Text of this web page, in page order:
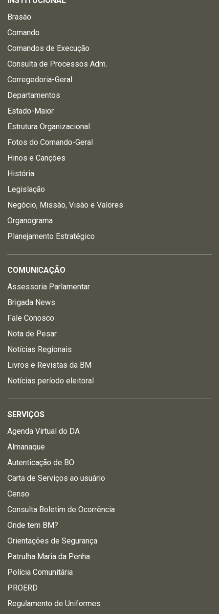
Brasão
Comando
Comandos de Execução
Consulta de Processos Adm.
Corregedoria-Geral
Departamentos
Estado-Maior
Estrutura Organizacional
Fotos do Comando-Geral
Hinos e Canções
História
Legislação
Negócio, Missão, Visão e Valores
Organograma
Planejamento Estratégico
COMUNICAÇÃO
Assessoria Parlamentar
Brigada News
Fale Conosco
Nota de Pesar
Notícias Regionais
Livros e Revistas da BM
Notícias período eleitoral
SERVIÇOS
Agenda Virtual do DA
Almanaque
Autenticação de BO
Carta de Serviços ao usuário
Censo
Consulta Boletim de Ocorrência
Onde tem BM?
Orientações de Segurança
Patrulha Maria da Penha
Polícia Comunitária
PROERD
Regulamento de Uniformes